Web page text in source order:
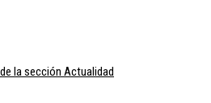
la sección Actualidad